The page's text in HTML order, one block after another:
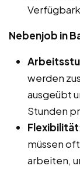
Nebenjob in
werden
ausgeübt
Stunden
Flexibilität
müssen
arbeiten,